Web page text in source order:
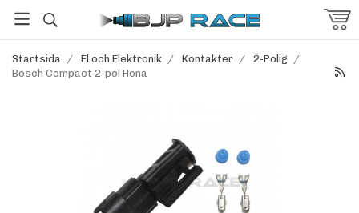
Startsida / El och Elektronik / Kontakter / 2-Polig /
Bosch Compact 2-pol Hona